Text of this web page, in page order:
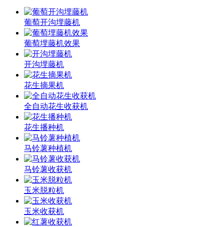
葡萄开沟埋藤机
葡萄埋藤机效果
开沟埋藤机
花生摘果机
全自动花生收获机
花生播种机
马铃薯种植机
马铃薯收获机
玉米脱粒机
玉米收获机